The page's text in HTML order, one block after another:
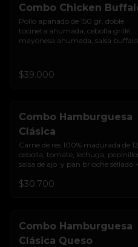
Combo Chicken
Pollo apanado de 150 gr, doble
tocineta ahumada, cebolla grillé,
mayonesa ahumada, salsa buffalo
+ bebida de la casa
$39.000
Combo Hamburguesa
Clásica
Carne de res 100% madurada de
cebolla, tomate, lechuga,
salsa de ajo  y pan brioche sellado +
$30.700
Combo Hamburguesa
Clásica Queso